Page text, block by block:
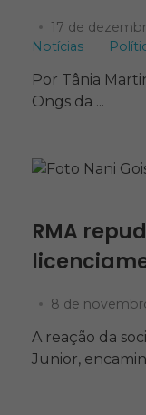
17 de
Notícias
Por Tânia
Ongs da ...
RMA
8 de
A reação da
Junior,